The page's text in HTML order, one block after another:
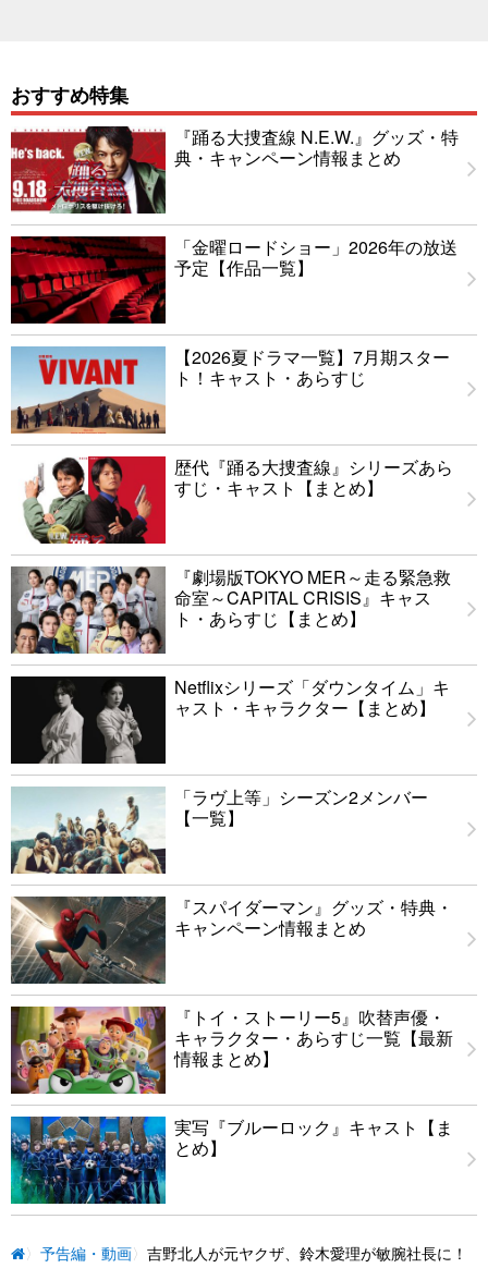
おすすめ特集
『踊る大捜査線 N.E.W.』グッズ・特
典・キャンペーン情報まとめ
「金曜ロードショー」2026年の放送
予定【作品一覧】
【2026夏ドラマ一覧】7月期スター
ト！キャスト・あらすじ
歴代『踊る大捜査線』シリーズあら
すじ・キャスト【まとめ】
『劇場版TOKYO MER～走る緊急救
命室～CAPITAL CRISIS』キャス
ト・あらすじ【まとめ】
Netflixシリーズ「ダウンタイム」キ
ャスト・キャラクター【まとめ】
「ラヴ上等」シーズン2メンバー
【一覧】
『スパイダーマン』グッズ・特典・
キャンペーン情報まとめ
『トイ・ストーリー5』吹替声優・
キャラクター・あらすじ一覧【最新
情報まとめ】
実写『ブルーロック』キャスト【ま
とめ】
予告編・動画 吉野北人が元ヤクザ、鈴木愛理が敏腕社長に！